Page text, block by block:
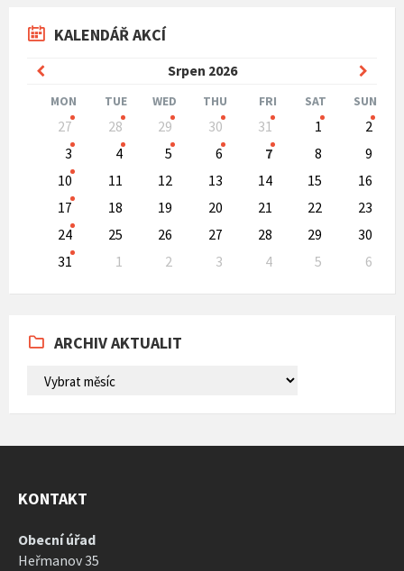
KALENDÁŘ AKCÍ
Srpen 2026
Previous
Month
MON TUE WED THU FRI SAT SUN
calendar
27 28 29 30 31 1
2
3
4 5 6 7 8
9
10
11 12 13 14 15
16
17
18 19 20 21 22
23
24
25 26 27 28 29
30
31
1 2 3 4 5
6
to
ARCHIV AKTUALIT
ARCHIV
AKTUALIT
KONTAKT
Obecní úřad
Heřmanov 35